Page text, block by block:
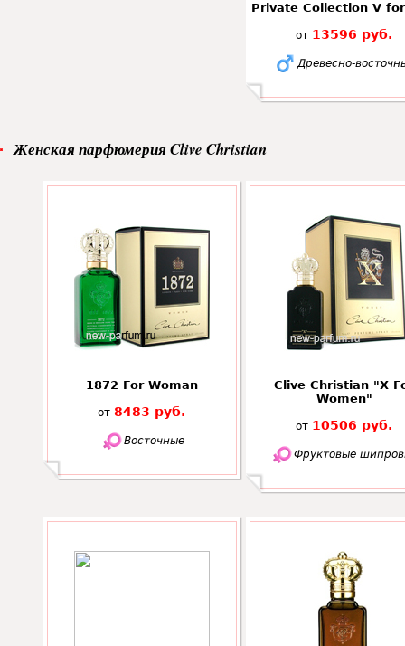
Private Collection V
от 13596 руб.
Древесно-
Женская парфюмерия Clive Christian
1872 For Woman
от 8483 руб.
Восточные
Clive Christian "X
Women"
от 10506 руб.
Фруктовые